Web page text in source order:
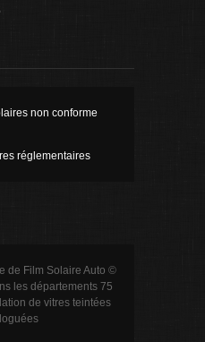
non conforme
réglementaires
de Film Solaire Auto ©
les départements 75
de vitres teintées